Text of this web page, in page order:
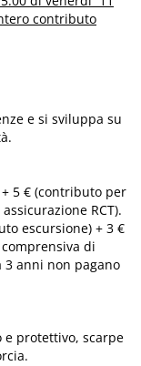
contributo
e si sviluppa su
5 € (contributo per
RCT).
escursione) + 3 €
di
3 anni non pagano
e protettivo, scarpe